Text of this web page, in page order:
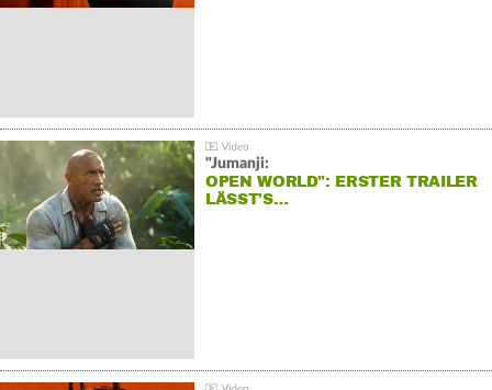
"Jumanji:
OPEN WORLD": ERSTER TRAILER
LÄSST'S…